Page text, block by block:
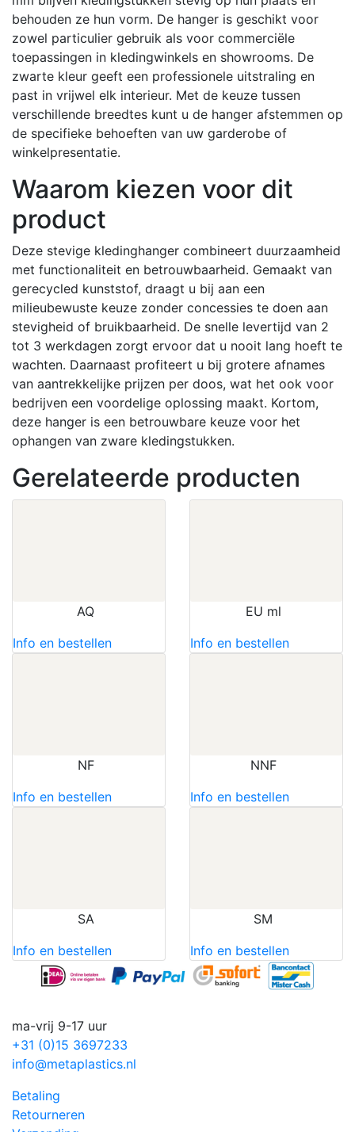
behouden ze hun vorm. De hanger is geschikt voor
zowel particulier gebruik als voor commerciële
toepassingen in kledingwinkels en showrooms. De
zwarte kleur geeft een professionele uitstraling en
past in vrijwel elk interieur. Met de keuze tussen
verschillende breedtes kunt u de hanger afstemmen op
de specifieke behoeften van uw garderobe of
winkelpresentatie.
Waarom kiezen voor dit
product
Deze stevige kledinghanger combineert duurzaamheid
met functionaliteit en betrouwbaarheid. Gemaakt van
gerecycled kunststof, draagt u bij aan een
milieubewuste keuze zonder concessies te doen aan
stevigheid of bruikbaarheid. De snelle levertijd van 2
tot 3 werkdagen zorgt ervoor dat u nooit lang hoeft te
wachten. Daarnaast profiteert u bij grotere afnames
van aantrekkelijke prijzen per doos, wat het ook voor
bedrijven een voordelige oplossing maakt. Kortom,
deze hanger is een betrouwbare keuze voor het
ophangen van zware kledingstukken.
Gerelateerde producten
AQ
Info en bestellen
EU ml
Info en bestellen
NF
Info en bestellen
NNF
Info en bestellen
SA
Info en bestellen
SM
Info en bestellen
ma-vrij 9-17 uur
+31 (0)15 3697233
info@metaplastics.nl
Betaling
Retourneren